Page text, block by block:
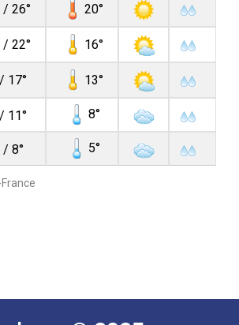
/ 26° 20
/ 22° 16
17° 13
11° 8
/ 8° 5